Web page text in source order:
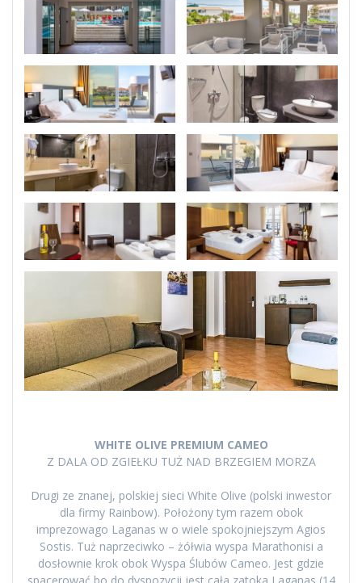
WHITE OLIVE PREMIUM CAMEO
Z DALA OD ZGIEŁKU TUŻ NAD BRZEGIEM MORZA
Drugi ze znanej, polskiej sieci White Olive (polski inwestor
dla firmy Rainbow). Położony tym razem obok
imprezowago Laganas w o wiele spokojniejszym Agios
Sostis. Tuż naprzeciwko – żółwia wyspa Marathonisi a
dosłownie krok obok Wyspa Ślubów Cameo. Jest gdzie